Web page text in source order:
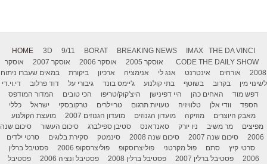
HOME 3D 9/11 BORAT BREAKING NEWS IMAX
THE DA VINCI
CODE THE DAILY SHOW אוסקר 2005 אוסקר 2006 אוסקר 2007
אוסקר
2008
אורחים אינטרנט אנג לי אנימציה ארכיון ביקורת
במאים שעברו ניתוח
לשינוי מין
בקרוב בשוטף בתי קולנוע ג'יימס בונד גיבורי על דוד פרלוב
די.וי.די
דפש מוד
האחים כהן היי דפינישן היצ'קוק/טריפו הכי טובים
המדור המודפס
הספד
וודי אלן טלוויזיה טעויות תרגום טריילרים טרקובסקי ישראל
כללי
מאבק היוצרים
מוזיקה מועדון הגנוזים מועדון הגנוזים 2007
מועצת הקולנוע
מפיצים
מר משיב ניו יורק סאנדאנס סטיבן ספילברג סיכום העשור
סיכום שנה
2006
סיכום שנה 2007 סיכום שנה 2008 סינמטק סקירת בלוגים
סרטי ילדים
סרטי קיץ
סתם פול מקרטני פוליצרוסקופ פוליצרסקופ 2006
פסטיבל ברלין
2006
פסטיבל ברלין 2007 פסטיבל ברלין 2008 פסטיבל ונציה 2006 פסטיבל